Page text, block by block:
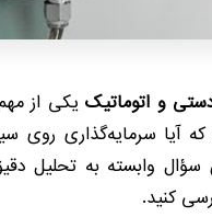
و اتوماتیکیکی از
آیا سرمایه‌گذاری روی
وابسته به تحلیل
کنید.